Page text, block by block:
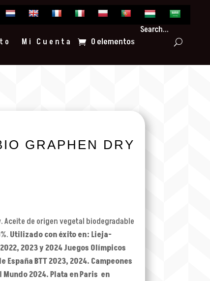
Mi Cuenta 0 elementos
Search...
GRAPHEN DRY
Aceite de origen vegetal biodegradable
Utilizado con éxito en: Lieja-
2023 y 2024 Juegos Olímpicos
España BTT 2023, 2024. Campeones
2024. Plata en Paris en